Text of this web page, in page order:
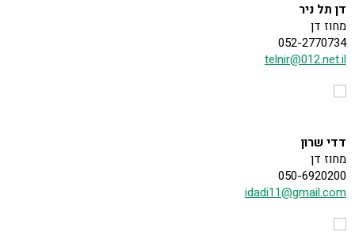
דן תל ניר
מחוז דן
052-2770734
telnir@012.net.il
דדי שרון
מחוז דן
050-6920200
idadi11@gmail.com